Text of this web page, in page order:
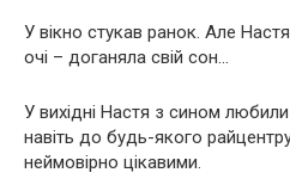
У вікно стукав ранок. Але
очі – доганяла свій сон…
У вихідні Настя з сином
навіть до будь-якого
неймовірно цікавими.